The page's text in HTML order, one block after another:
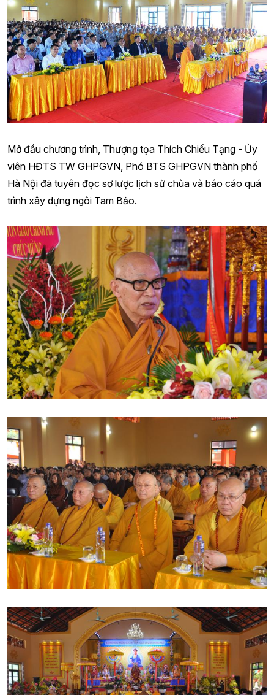
Mở đầu chương trình, Thượng tọa Thích Chiếu Tạng - Ủy
viên HĐTS TW GHPGVN, Phó BTS GHPGVN thành phố
Hà Nội đã tuyên đọc sơ lược lịch sử chùa và báo cáo quá
trình xây dựng ngôi Tam Bảo.